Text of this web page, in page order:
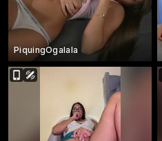
PiquingOgalala